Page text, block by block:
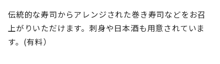
伝統的な寿司からアレンジされた巻き寿司などをお召
上がりいただけます。刺身や日本酒も用意されていま
す。(有料）